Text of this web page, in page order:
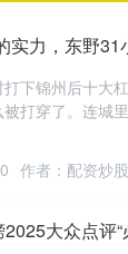
力，东野
下锦州后十大
打穿了。连城
作者：配资炒
大众点评